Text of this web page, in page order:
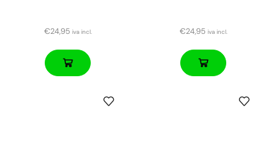
€24,95 iva incl. €24,95 iva incl.